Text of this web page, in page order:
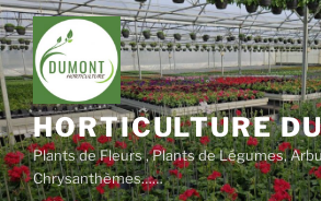
Aller
au
contenu
principal
HORTICULTURE
Plants de Fleurs , Plants de Légumes,
Chrysanthèmes……